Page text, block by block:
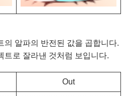
의 알파의 반전된 값을 곱합니다.
트로 잘라낸 것처럼 보입니다.
Out